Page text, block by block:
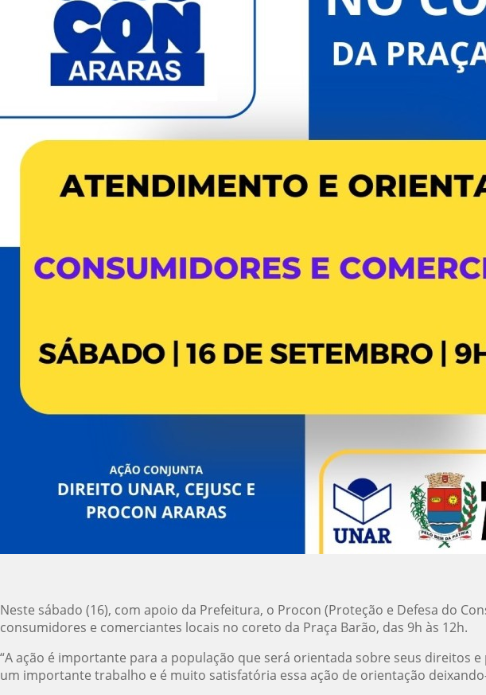
Neste sábado (16), com apoio da Prefeitura, o Procon (Proteção e Defesa do
consumidores e comerciantes locais no coreto da Praça Barão, das 9h às 12h.
“A ação é importante para a população que será orientada sobre seus direitos
um importante trabalho e é muito satisfatória essa ação de orientação